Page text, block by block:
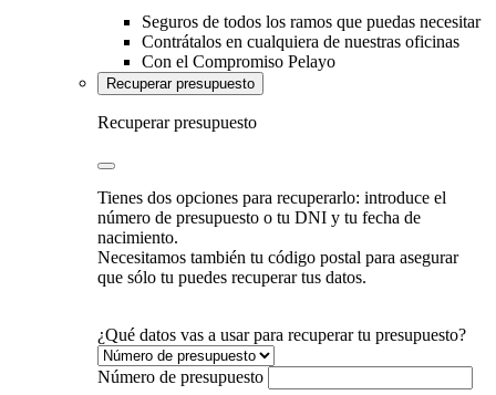
Seguros de todos los ramos que puedas necesitar
Contrátalos en cualquiera de nuestras oficinas
Con el Compromiso Pelayo
Recuperar presupuesto
Recuperar presupuesto
Tienes dos opciones para recuperarlo: introduce el
número de presupuesto o tu DNI y tu fecha de
nacimiento.
Necesitamos también tu código postal para asegurar
que sólo tu puedes recuperar tus datos.
¿Qué datos vas a usar para recuperar tu presupuesto?
Número de presupuesto